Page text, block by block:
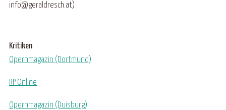
info@geraldresch.at)
Kritiken
Opernmagazin (Dortmund)
RP Online
Opernmagazin (Duisburg)